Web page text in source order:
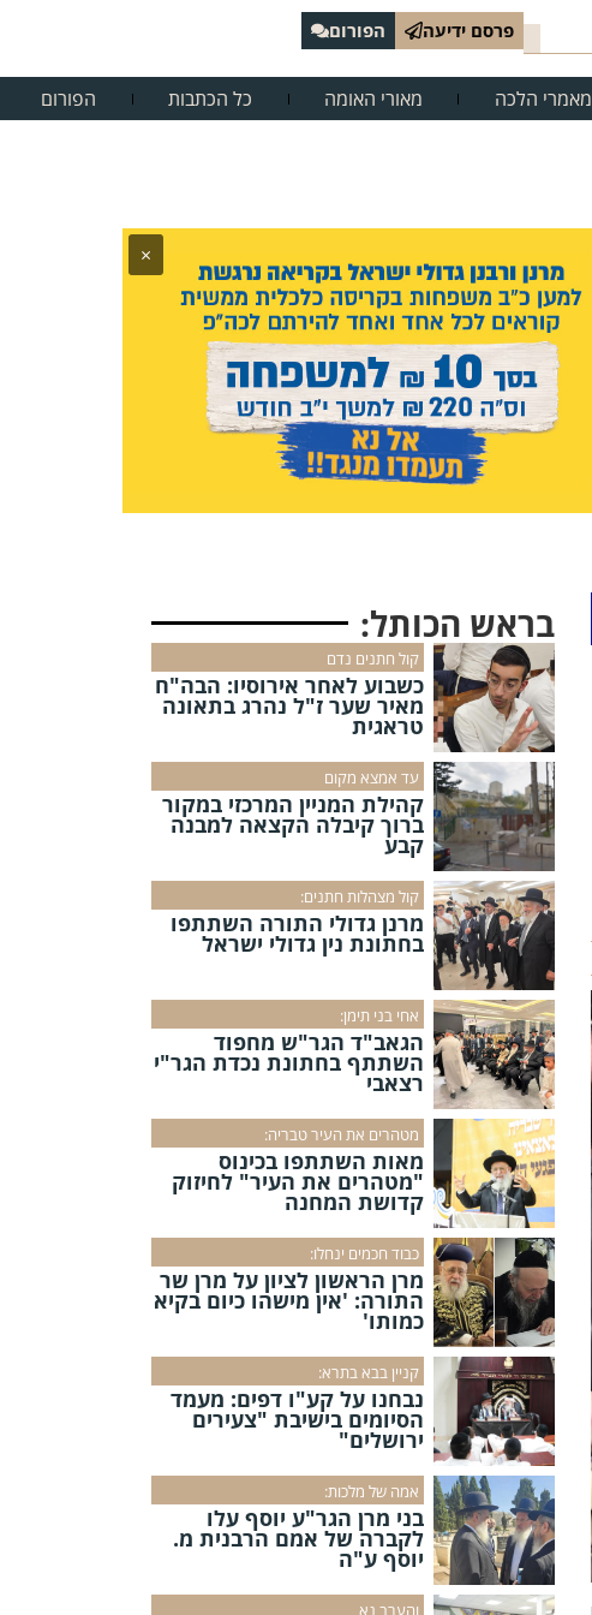
פרסם ידיעה הפורום
מאמרי הלכה מאורי האומה כל הכתבות הפורום
×
בראש הכותל:
קול חתנים נדם
כשבוע לאחר אירוסיו: הבה"ח
מאיר שער ז"ל נהרג בתאונה
טראגית
עד אמצא מקום
קהילת המניין המרכזי במקור
ברוך קיבלה הקצאה למבנה
קבע
קול מצהלות חתנים:
מרנן גדולי התורה השתתפו
בחתונת נין גדולי ישראל
אחי בני תימן:
הגאב"ד הגר"ש מחפוד
השתתף בחתונת נכדת הגר"י
רצאבי
מטהרים את העיר טבריה:
מאות השתתפו בכינוס
"מטהרים את העיר" לחיזוק
קדושת המחנה
כבוד חכמים ינחלו:
מרן הראשון לציון על מרן שר
התורה: 'אין מישהו כיום בקיא
כמותו'
קניין בבא בתרא:
נבחנו על קע"ו דפים: מעמד
הסיומים בישיבת "צעירים
ירושלים"
אמה של מלכות:
בני מרן הגר"ע יוסף עלו
לקברה של אמם הרבנית מ.
יוסף ע"ה
והערב נא